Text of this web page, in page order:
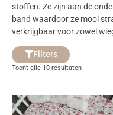
stoffen. Ze zijn aan de
band waardoor ze mooi
verkrijgbaar voor zowel
Filters
Toont alle 10 resultaten